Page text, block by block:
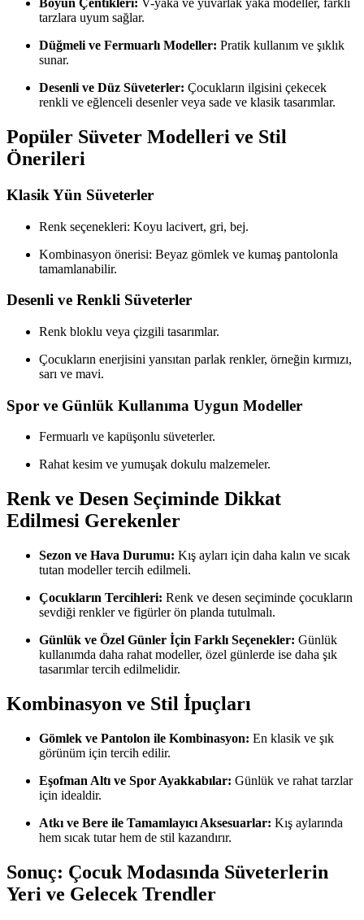
Boyun Çentikleri: V-yaka ve yuvarlak yaka modeller, farklı
tarzlara uyum sağlar.
Düğmeli ve Fermuarlı Modeller: Pratik kullanım ve şıklık
sunar.
Desenli ve Düz Süveterler: Çocukların ilgisini çekecek
renkli ve eğlenceli desenler veya sade ve klasik tasarımlar.
Popüler Süveter Modelleri ve Stil
Önerileri
Klasik Yün Süveterler
Renk seçenekleri: Koyu lacivert, gri, bej.
Kombinasyon önerisi: Beyaz gömlek ve kumaş pantolonla
tamamlanabilir.
Desenli ve Renkli Süveterler
Renk bloklu veya çizgili tasarımlar.
Çocukların enerjisini yansıtan parlak renkler, örneğin kırmızı,
sarı ve mavi.
Spor ve Günlük Kullanıma Uygun Modeller
Fermuarlı ve kapüşonlu süveterler.
Rahat kesim ve yumuşak dokulu malzemeler.
Renk ve Desen Seçiminde Dikkat
Edilmesi Gerekenler
Sezon ve Hava Durumu: Kış ayları için daha kalın ve sıcak
tutan modeller tercih edilmeli.
Çocukların Tercihleri: Renk ve desen seçiminde çocukların
sevdiği renkler ve figürler ön planda tutulmalı.
Günlük ve Özel Günler İçin Farklı Seçenekler: Günlük
kullanımda daha rahat modeller, özel günlerde ise daha şık
tasarımlar tercih edilmelidir.
Kombinasyon ve Stil İpuçları
Gömlek ve Pantolon ile Kombinasyon: En klasik ve şık
görünüm için tercih edilir.
Eşofman Altı ve Spor Ayakkabılar: Günlük ve rahat tarzlar
için idealdir.
Atkı ve Bere ile Tamamlayıcı Aksesuarlar: Kış aylarında
hem sıcak tutar hem de stil kazandırır.
Sonuç: Çocuk Modasında Süveterlerin
Yeri ve Gelecek Trendler